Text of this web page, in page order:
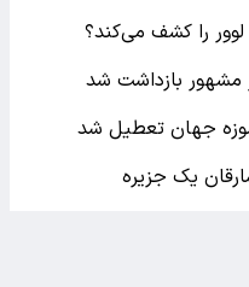
را کشف می‌کند؟
مشهور بازداشت شد
جهان تعطیل شد
یک جزیره